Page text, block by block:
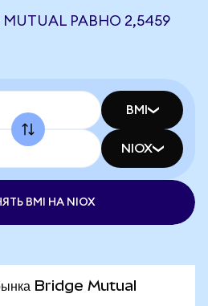
MUTUAL РАВНО 2,5459
BMI
NIOX
BMI НА NIOX
Bridge Mutual